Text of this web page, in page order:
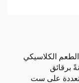
الكلاسيكي
45% مقارنةً برقائق
على ست